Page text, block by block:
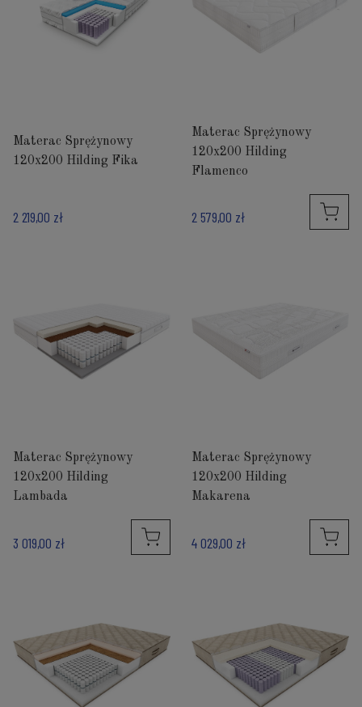
Materac Sprężynowy
120x200 Hilding Fika
2 219,00 zł
Materac Sprężynowy
120x200 Hilding
Flamenco
2 579,00 zł
Materac Sprężynowy
120x200 Hilding
Lambada
3 019,00 zł
Materac Sprężynowy
120x200 Hilding
Makarena
4 029,00 zł